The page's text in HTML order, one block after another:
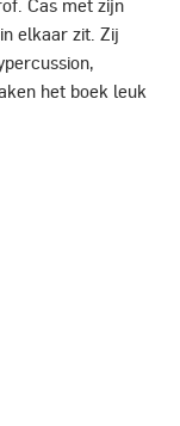
Cas met zijn
elkaar zit. Zij
het boek leuk